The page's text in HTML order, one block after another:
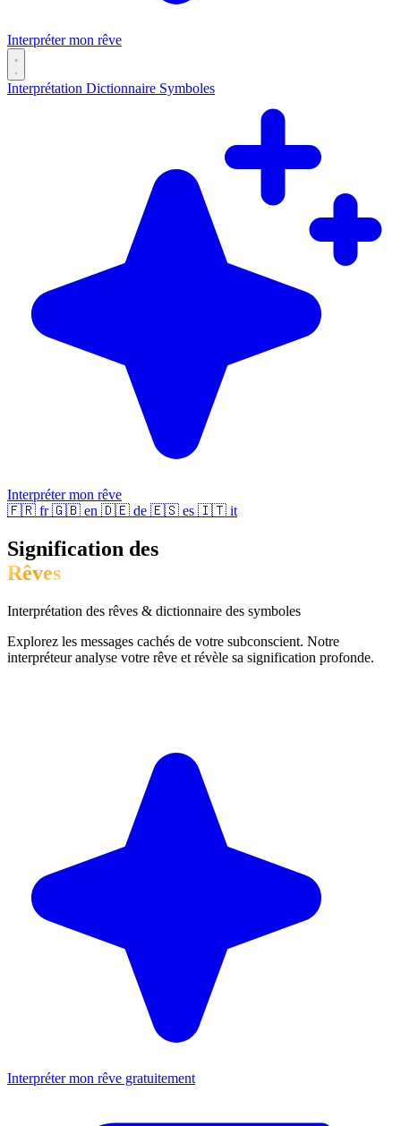
Interpréter mon rêve
Interprétation Dictionnaire Symboles
Interpréter mon rêve
🇫🇷 fr 🇬🇧 en 🇩🇪 de 🇪🇸 es 🇮🇹 it
Signification des
Rêves
Interprétation des rêves & dictionnaire des symboles
Explorez les messages cachés de votre subconscient. Notre
interpréteur analyse votre rêve et révèle sa signification profonde.
Interpréter mon rêve gratuitement